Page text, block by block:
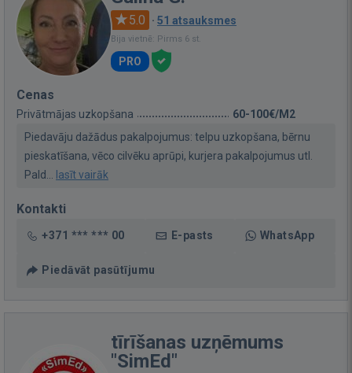
5.0 · 51 atsauksmes
Bija vietnē: Pirms 6 st.
PRO
Cenas
Privātmājas uzkopšana
60-100€/M2
Piedavāju dažādus pakalpojumus: telpu uzkopšana, bērnu
pieskatīšana, vēco cilvēku aprūpi, kurjera pakalpojumus utl.
Pald... lasīt vairāk
Kontakti
+371 *** *** 00 E-pasts WhatsApp
Piedāvāt pasūtījumu
tīrīšanas uzņēmums
"SimEd"